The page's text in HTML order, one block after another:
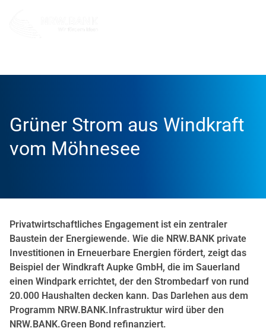
Grüner Strom aus Windkraft
vom Möhnesee
Privatwirtschaftliches Engagement ist ein zentraler
Baustein der Energiewende. Wie die NRW.BANK private
Investitionen in Erneuerbare Energien fördert, zeigt das
Beispiel der Windkraft Aupke GmbH, die im Sauerland
einen Windpark errichtet, der den Strombedarf von rund
20.000 Haushalten decken kann. Das Darlehen aus dem
Programm NRW.BANK.Infrastruktur wird über den
NRW.BANK.Green Bond refinanziert.